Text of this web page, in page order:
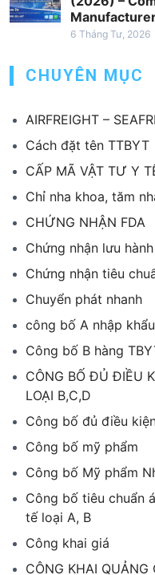
6 Tháng Tư, 2026
CHUYÊN MỤC
AIRFREIGHT –
Cách đặt tên TTBYT
CẤP MÃ VẬT TƯ Y
Chỉ nha khoa, tăm
CHỨNG NHẬN FDA
Chứng nhận lưu
Chứng nhận tiêu
Chuyển phát nhanh
công bố A nhập khẩu
Công bố B hàng
CÔNG BỐ ĐỦ ĐIỀU
LOẠI B,C,D
Công bố đủ điều
Công bố mỹ phẩm
Công bố Mỹ phẩm
Công bố tiêu chuẩn
tế loại A, B
Công khai giá
CÔNG KHAI QUẢNG